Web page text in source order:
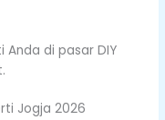
Anda di pasar DIY
Jogja 2026